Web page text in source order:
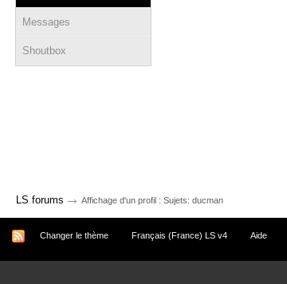
Messages
Shoutbox
LS forums → Affichage d'un profil : Sujets: ducman
Changer le thème Français (France) LS v4 Aide